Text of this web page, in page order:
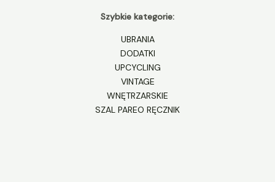
Szybkie kategorie:
UBRANIA
DODATKI
UPCYCLING
VINTAGE
WNĘTRZARSKIE
SZAL PAREO RĘCZNIK